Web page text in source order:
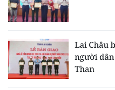
Lai Châu
người
Than